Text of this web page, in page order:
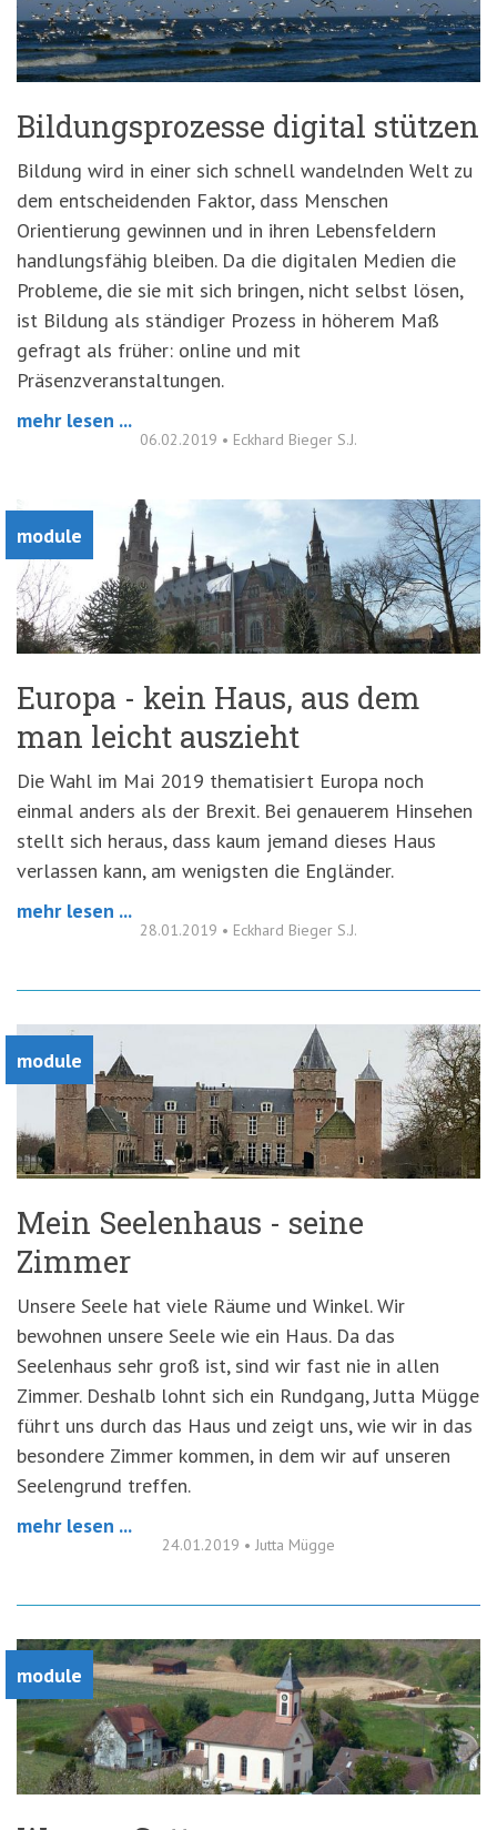
Bildungsprozesse digital stützen
Bildung wird in einer sich schnell wandelnden Welt zu
dem entscheidenden Faktor, dass Menschen
Orientierung gewinnen und in ihren Lebensfeldern
handlungsfähig bleiben. Da die digitalen Medien die
Probleme, die sie mit sich bringen, nicht selbst lösen,
ist Bildung als ständiger Prozess in höherem Maß
gefragt als früher: online und mit
Präsenzveranstaltungen.
mehr lesen ...
06.02.2019 • Eckhard Bieger S.J.
module
Europa - kein Haus, aus dem
man leicht auszieht
Die Wahl im Mai 2019 thematisiert Europa noch
einmal anders als der Brexit. Bei genauerem Hinsehen
stellt sich heraus, dass kaum jemand dieses Haus
verlassen kann, am wenigsten die Engländer.
mehr lesen ...
28.01.2019 • Eckhard Bieger S.J.
module
Mein Seelenhaus - seine
Zimmer
Unsere Seele hat viele Räume und Winkel. Wir
bewohnen unsere Seele wie ein Haus. Da das
Seelenhaus sehr groß ist, sind wir fast nie in allen
Zimmer. Deshalb lohnt sich ein Rundgang, Jutta Mügge
führt uns durch das Haus und zeigt uns, wie wir in das
besondere Zimmer kommen, in dem wir auf unseren
Seelengrund treffen.
mehr lesen ...
24.01.2019 • Jutta Mügge
module